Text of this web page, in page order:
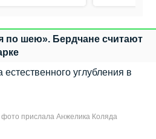
по шею». Бердчане считают
углубления в
фото прислала Анжелика Коляда